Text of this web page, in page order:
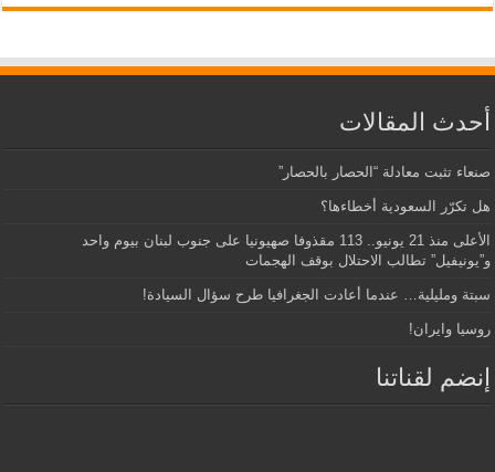
أحدث المقالات
صنعاء تثبت معادلة “الحصار بالحصار”
هل تكرّر السعودية أخطاءها؟
الأعلى منذ 21 يونيو.. 113 مقذوفا صهيونيا على جنوب لبنان بيوم واحد
و”يونيفيل” تطالب الاحتلال بوقف الهجمات
سبتة ومليلية… عندما أعادت الجغرافيا طرح سؤال السيادة!
روسيا وايران!
إنضم لقناتنا